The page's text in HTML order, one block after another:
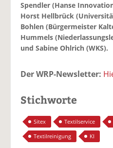
Spendler (Hanse
Horst Hellbrück
Bohlen (Bürgermeister
Hummels
und Sabine Ohlrich (WKS).
Der WRP-Newsletter:
Stichworte
Sitex Textilservice
Textilreinigung
KI